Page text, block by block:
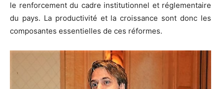
le renforcement du cadre institutionnel et réglementaire
du pays. La productivité et la croissance sont donc les
composantes essentielles de ces réformes.